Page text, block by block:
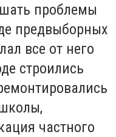
проблемы
предвыборных
все от него
строились
частного